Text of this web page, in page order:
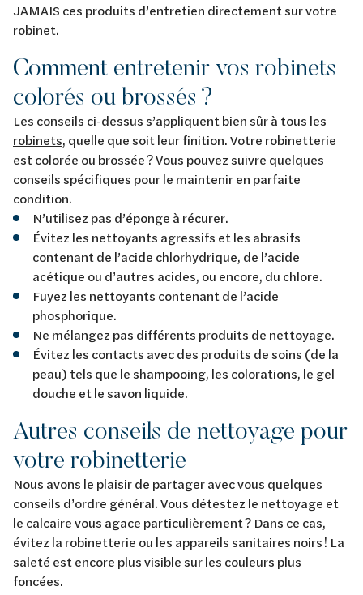
JAMAIS ces produits d’entretien directement sur votre
robinet.
Comment entretenir vos robinets
colorés ou brossés ?
Les conseils ci-dessus s’appliquent bien sûr à tous les
robinets, quelle que soit leur finition. Votre robinetterie
est colorée ou brossée ? Vous pouvez suivre quelques
conseils spécifiques pour le maintenir en parfaite
condition.
N’utilisez pas d’éponge à récurer.
Évitez les nettoyants agressifs et les abrasifs
contenant de l’acide chlorhydrique, de l’acide
acétique ou d’autres acides, ou encore, du chlore.
Fuyez les nettoyants contenant de l’acide
phosphorique.
Ne mélangez pas différents produits de nettoyage.
Évitez les contacts avec des produits de soins (de la
peau) tels que le shampooing, les colorations, le gel
douche et le savon liquide.
Autres conseils de nettoyage pour
votre robinetterie
Nous avons le plaisir de partager avec vous quelques
conseils d’ordre général. Vous détestez le nettoyage et
le calcaire vous agace particulièrement ? Dans ce cas,
évitez la robinetterie ou les appareils sanitaires noirs ! La
saleté est encore plus visible sur les couleurs plus
foncées.